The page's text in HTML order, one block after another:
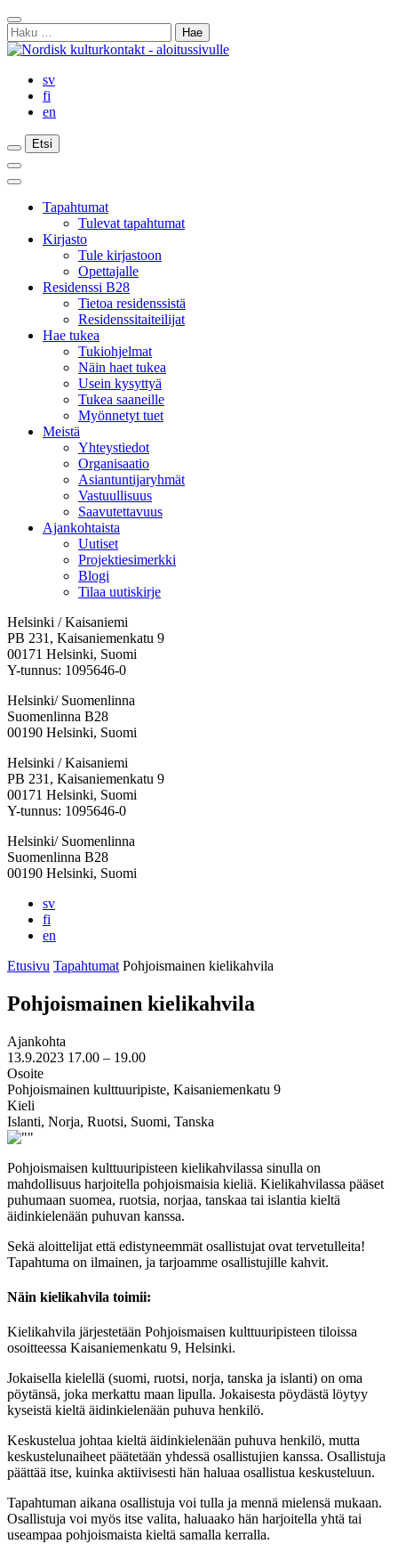
Siirry
sisältöön
Sulje
haku
Haku:
sv
fi
en
Etsi
Etsi
Etsi
Päävalikko
Sulje
päävalikkoTapahtumat
Tulevat tapahtumat
Kirjasto
Tule kirjastoon
Opettajalle
Residenssi B28
Tietoa residenssistä
Residenssitaiteilijat
Hae tukea
Tukiohjelmat
Näin haet tukea
Usein kysyttyä
Tukea saaneille
Myönnetyt tuet
Meistä
Yhteystiedot
Organisaatio
Asiantuntijaryhmät
Vastuullisuus
Saavutettavuus
Ajankohtaista
Uutiset
Projektiesimerkki
Blogi
Tilaa uutiskirje
Helsinki / Kaisaniemi
PB 231, Kaisaniemenkatu 9
00171 Helsinki, Suomi
Y-tunnus: 1095646-0
Helsinki/ Suomenlinna
Suomenlinna B28
00190 Helsinki, Suomi
Facebook:
Avataan
uuteen
välilehteen
Instagram:
Avataan
uuteen
välilehteen
TikTok:
Avataan
uuteen
välilehteen
Youtube:
Avataan
uuteen
välilehteen
Vimeo:
Avataan
uuteen
välilehteen
Helsinki / Kaisaniemi
PB 231, Kaisaniemenkatu 9
00171 Helsinki, Suomi
Y-tunnus: 1095646-0
Helsinki/ Suomenlinna
Suomenlinna B28
00190 Helsinki, Suomi
sv
fi
en
Etusivu Tapahtumat Pohjoismainen kielikahvila
Pohjoismainen kielikahvila
Ajankohta
13.9.2023 17.00 – 19.00
Osoite
Pohjoismainen kulttuuripiste, Kaisaniemenkatu 9
Kieli
Islanti, Norja, Ruotsi, Suomi, Tanska
Pohjoismaisen kulttuuripisteen kielikahvilassa sinulla on
mahdollisuus harjoitella pohjoismaisia kieliä. Kielikahvilassa pääset
puhumaan suomea, ruotsia, norjaa, tanskaa tai islantia kieltä
äidinkielenään puhuvan kanssa.
Sekä aloittelijat että edistyneemmät osallistujat ovat tervetulleita!
Tapahtuma on ilmainen, ja tarjoamme osallistujille kahvit.
Näin kielikahvila toimii:
Kielikahvila järjestetään Pohjoismaisen kulttuuripisteen tiloissa
osoitteessa Kaisaniemenkatu 9, Helsinki.
Jokaisella kielellä (suomi, ruotsi, norja, tanska ja islanti) on oma
pöytänsä, joka merkattu maan lipulla. Jokaisesta pöydästä löytyy
kyseistä kieltä äidinkielenään puhuva henkilö.
Keskustelua johtaa kieltä äidinkielenään puhuva henkilö, mutta
keskustelunaiheet päätetään yhdessä osallistujien kanssa. Osallistuja
päättää itse, kuinka aktiivisesti hän haluaa osallistua keskusteluun.
Tapahtuman aikana osallistuja voi tulla ja mennä mielensä mukaan.
Osallistuja voi myös itse valita, haluaako hän harjoitella yhtä tai
useampaa pohjoismaista kieltä samalla kerralla.